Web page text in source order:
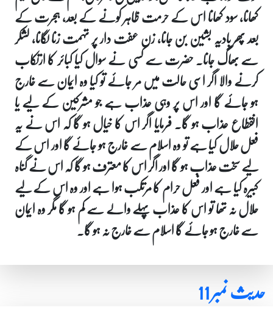
کھانا، سود کھانا اس کے حرمت ظاہر کونے کے بعد، ہجرت کے
بعد پھر بادیہ بشین بن جانا، زن عفت دار پر تہمت زنا لگانا، لشکر
سے بھاگ جانا۔ حضرت سے کسی نے سوال کیا کبائر کا ارتکاب
کرنے والا اگر اسی حالت میں مر جائے تو کیا وہ ایمان سے خارج
ہو جائے گا اور اس پر وہی عذاب ہے جو مشرکین کے لیے یا
انقطاع عذاب ہو گا۔ فرمایا اگر اس کا خیال ہو گا کہ اس نے یہ
فعل حلال کیا ہے تو وہ اسلام سے خارج ہو جائے گا اور اس کے
لیے سخت عذاب ہو گا اور اگر اس کا معترف ہو گا کہ اس نے گناہ
کبیرہ کیا ہے اور فعل حرام کا مرتکب ہوا ہے اور وہ اس کے لیے
حلال نہ تھا تو اس کا عذاب پہلے والے سے کم ہو گا مگر وہ ایمان
سے خارج ہو جائے گا اسلام سے خارج نہ ہو گا۔
حدیث نمبر 11